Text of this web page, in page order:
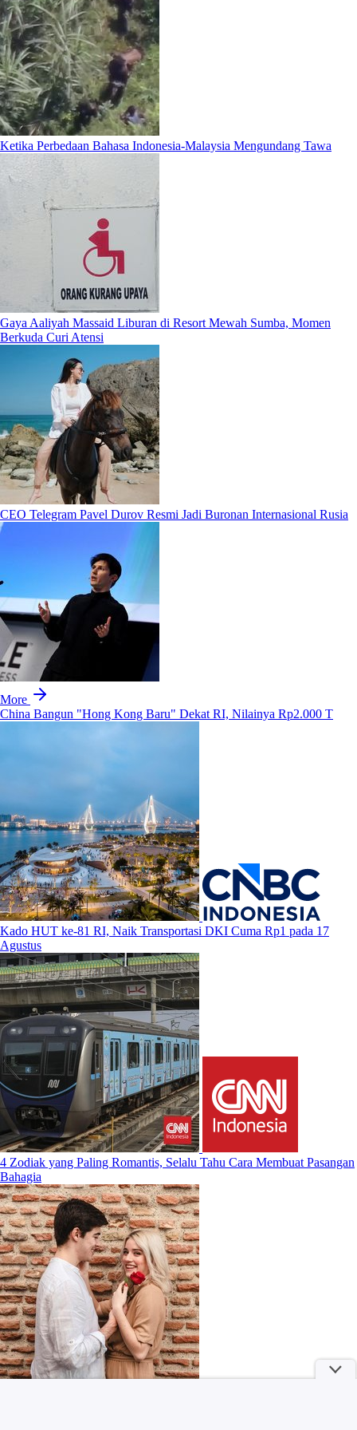
Ketika Perbedaan Bahasa Indonesia-Malaysia Mengundang Tawa
Gaya Aaliyah Massaid Liburan di Resort Mewah Sumba, Momen
Berkuda Curi Atensi
CEO Telegram Pavel Durov Resmi Jadi Buronan Internasional Rusia
More
China Bangun "Hong Kong Baru" Dekat RI, Nilainya Rp2.000 T
Kado HUT ke-81 RI, Naik Transportasi DKI Cuma Rp1 pada 17
Agustus
4 Zodiak yang Paling Romantis, Selalu Tahu Cara Membuat Pasangan
Bahagia